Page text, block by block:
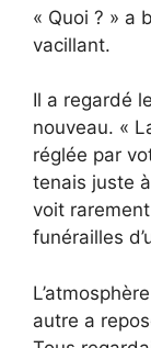
« Quoi ? » a
vacillant.
Il a regardé
nouveau. «
réglée par
tenais juste
voit
funérailles
autre a